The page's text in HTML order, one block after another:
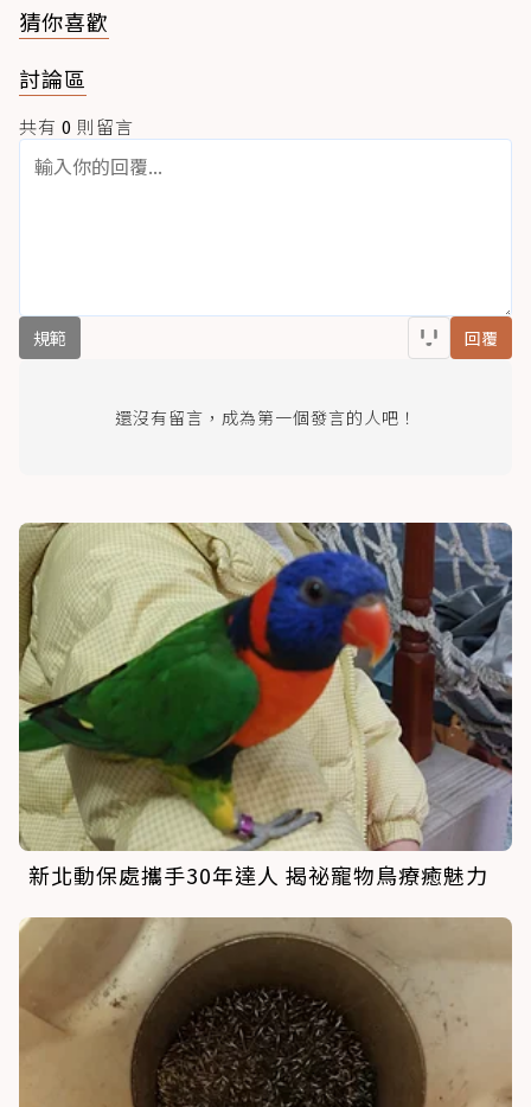
猜你喜歡
討論區
共有 0 則留言
規範 回覆
還沒有留言，成為第一個發言的人吧！
新北動保處攜手30年達人 揭祕寵物鳥療癒魅力